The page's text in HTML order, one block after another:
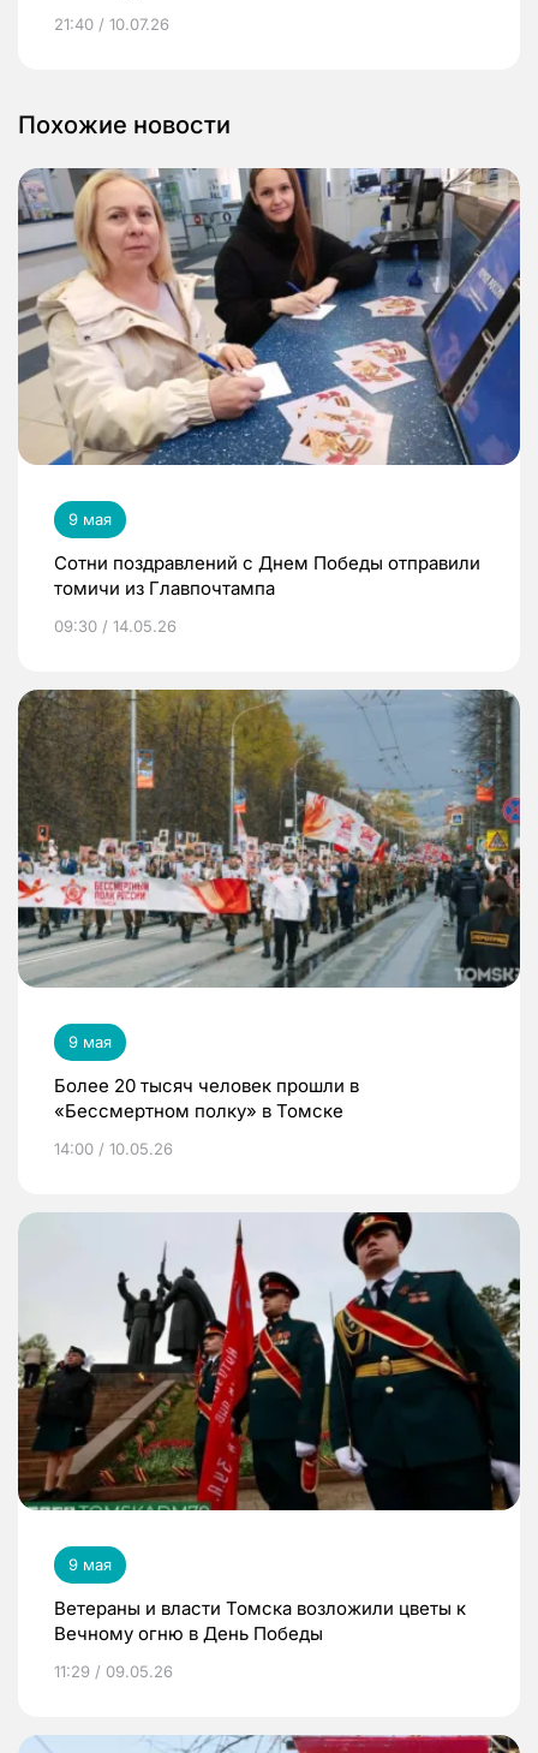
21:40 / 10.07.26
Похожие новости
9 мая
Сотни поздравлений с Днем Победы отправили
томичи из Главпочтампа
09:30 / 14.05.26
9 мая
Более 20 тысяч человек прошли в
«Бессмертном полку» в Томске
14:00 / 10.05.26
9 мая
Ветераны и власти Томска возложили цветы к
Вечному огню в День Победы
11:29 / 09.05.26